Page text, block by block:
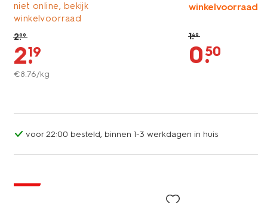
niet online, bekijk
winkelvoorraad
2.99
2.
19
€8.76/kg
winkelvoorraad
1.49
0.
50
voor 22:00 besteld, binnen 1-3 werkdagen in huis